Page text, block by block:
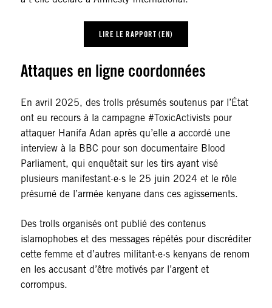
LIRE LE RAPPORT (EN)
Attaques en ligne coordonnées
En avril 2025, des trolls présumés soutenus par l’État
ont eu recours à la campagne #ToxicActivists pour
attaquer Hanifa Adan après qu’elle a accordé une
interview à la BBC pour son documentaire Blood
Parliament, qui enquêtait sur les tirs ayant visé
plusieurs manifestant·e·s le 25 juin 2024 et le rôle
présumé de l’armée kenyane dans ces agissements.
Des trolls organisés ont publié des contenus
islamophobes et des messages répétés pour discréditer
cette femme et d’autres militant·e·s kenyans de renom
en les accusant d’être motivés par l’argent et
corrompus.